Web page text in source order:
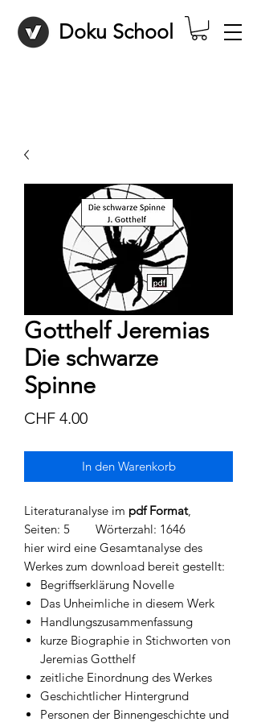
Doku School
Gotthelf Jeremias
Die schwarze
Spinne
CHF 4.00Preis
In den Warenkorb
Literaturanalyse im pdf Format,
Seiten: 5 Wörterzahl: 1646
hier wird eine Gesamtanalyse des
Werkes zum download bereit gestellt:
Begriffserklärung Novelle
Das Unheimliche in diesem Werk
Handlungszusammenfassung
kurze Biographie in Stichworten von
Jeremias Gotthelf
zeitliche Einordnung des Werkes
Geschichtlicher Hintergrund
Personen der Binnengeschichte und